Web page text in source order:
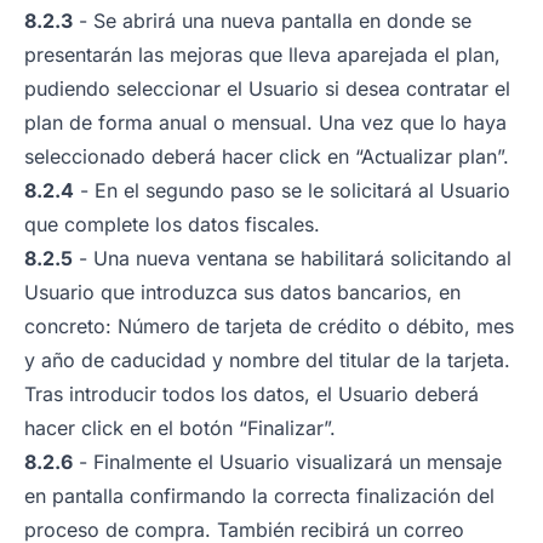
8.2.3 - Se abrirá una nueva pantalla en donde se
presentarán las mejoras que lleva aparejada el plan,
pudiendo seleccionar el Usuario si desea contratar el
plan de forma anual o mensual. Una vez que lo haya
seleccionado deberá hacer click en “Actualizar plan”.
8.2.4 - En el segundo paso se le solicitará al Usuario
que complete los datos fiscales.
8.2.5 - Una nueva ventana se habilitará solicitando al
Usuario que introduzca sus datos bancarios, en
concreto: Número de tarjeta de crédito o débito, mes
y año de caducidad y nombre del titular de la tarjeta.
Tras introducir todos los datos, el Usuario deberá
hacer click en el botón “Finalizar”.
8.2.6 - Finalmente el Usuario visualizará un mensaje
en pantalla confirmando la correcta finalización del
proceso de compra. También recibirá un correo